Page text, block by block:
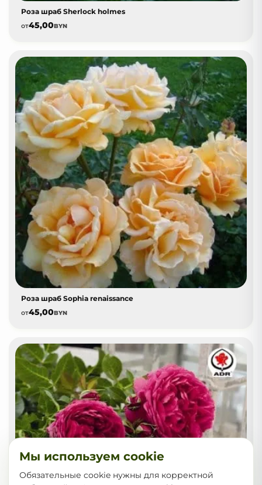
Роза шраб Sherlock holmes
от45,00BYN
Роза шраб Sophia renaissance
от45,00BYN
Мы используем cookie
Обязательные cookie нужны для корректной